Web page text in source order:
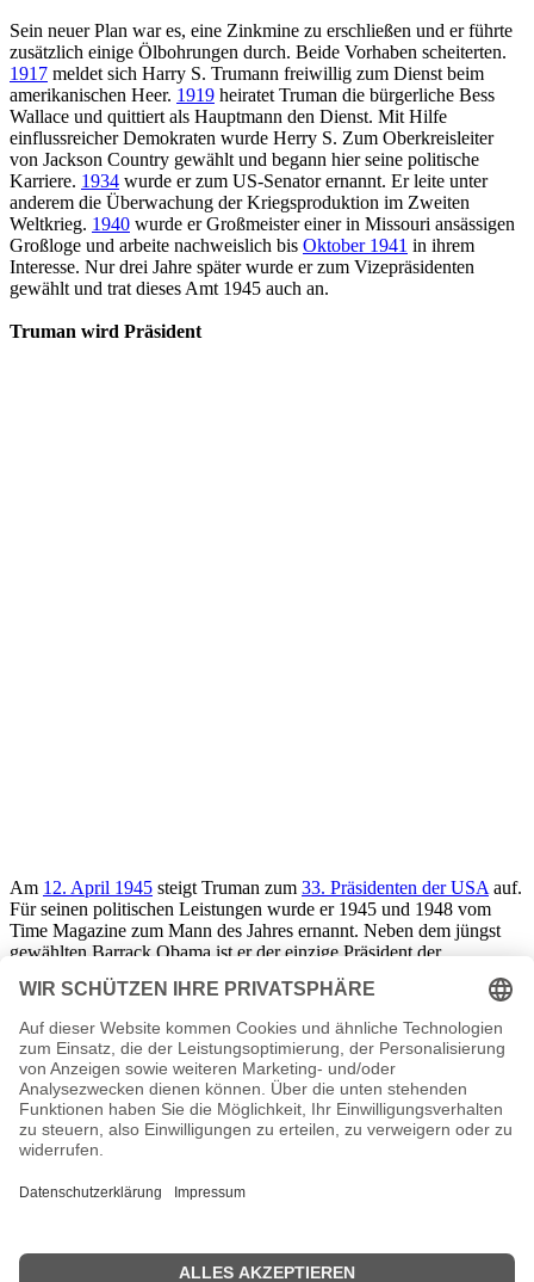
Sein neuer Plan war es, eine Zinkmine zu erschließen und er führte
zusätzlich einige Ölbohrungen durch. Beide Vorhaben scheiterten.
1917 meldet sich Harry S. Trumann freiwillig zum Dienst beim
amerikanischen Heer. 1919 heiratet Truman die bürgerliche Bess
Wallace und quittiert als Hauptmann den Dienst. Mit Hilfe
einflussreicher Demokraten wurde Herry S. Zum Oberkreisleiter
von Jackson Country gewählt und begann hier seine politische
Karriere. 1934 wurde er zum US-Senator ernannt. Er leite unter
anderem die Überwachung der Kriegsproduktion im Zweiten
Weltkrieg. 1940 wurde er Großmeister einer in Missouri ansässigen
Großloge und arbeite nachweislich bis Oktober 1941 in ihrem
Interesse. Nur drei Jahre später wurde er zum Vizepräsidenten
gewählt und trat dieses Amt 1945 auch an.
Truman wird Präsident
Am 12. April 1945 steigt Truman zum 33. Präsidenten der USA auf.
Für seinen politischen Leistungen wurde er 1945 und 1948 vom
Time Magazine zum Mann des Jahres ernannt. Neben dem jüngst
gewählten Barrack Obama ist er der einzige Präsident der
Vereinigten Staaten dem keine europäischen Wurzeln nachgewiesen
werden können. Der rasche Aufstieg von Truman wurde erstmals
ein Attentat auf ihn verübte. Truman hatte sich durch seinen Einsatz
als Lobbyist für einige berüchtigte Firmen viele Feinde gemacht.
Der überlebende Attentäter Oscar Collazo wurde zur Todesstrafe
verurteilt. Truman begnadete dieses aber und setzte die Strafe auf
lebenslängliche Verwahrung aus. Harry S. versuchte sich1952an
der Wiederwahl zum Präsidenten, scheiterte aber an seinem
EisenhowerFortan kümmerte sich Harry S.Truman um seine
ein hohes Ansehen für geleistete Beiträge in der Politik der
Vereinigten Staaten von Amerika.